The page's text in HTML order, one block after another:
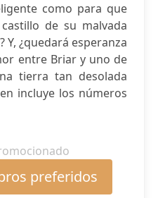
como para que
de su malvada
¿quedará esperanza
entre Briar y uno de
tierra tan desolada
incluye los números
preferidos